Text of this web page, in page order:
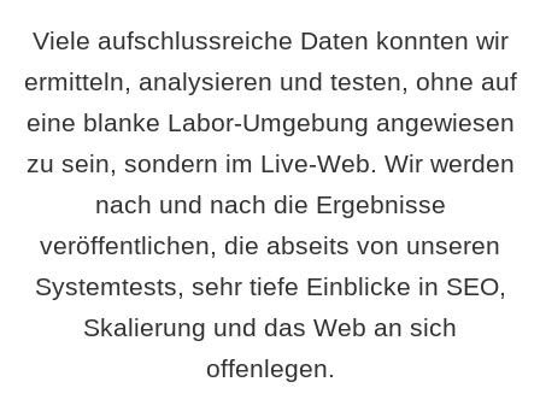
Viele aufschlussreiche Daten konnten wir
ermitteln, analysieren und testen, ohne auf
eine blanke Labor-Umgebung angewiesen
zu sein, sondern im Live-Web. Wir werden
nach und nach die Ergebnisse
veröffentlichen, die abseits von unseren
Systemtests, sehr tiefe Einblicke in SEO,
Skalierung und das Web an sich
offenlegen.